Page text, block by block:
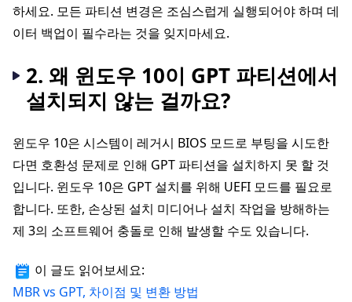
하세요. 모든 파티션 변경은 조심스럽게 실행되어야 하며 데
이터 백업이 필수라는 것을 잊지마세요.
2. 왜 윈도우 10이 GPT 파티션에서
설치되지 않는 걸까요?
윈도우 10은 시스템이 레거시 BIOS 모드로 부팅을 시도한
다면 호환성 문제로 인해 GPT 파티션을 설치하지 못 할 것
입니다. 윈도우 10은 GPT 설치를 위해 UEFI 모드를 필요로
합니다. 또한, 손상된 설치 미디어나 설치 작업을 방해하는
제 3의 소프트웨어 충돌로 인해 발생할 수도 있습니다.
이 글도 읽어보세요:
MBR vs GPT, 차이점 및 변환 방법